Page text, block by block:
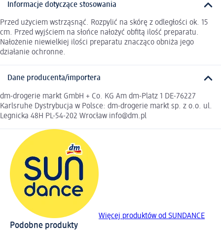
Informacje dotyczące stosowania
Przed użyciem wstrząsnąć. Rozpylić na skórę z odległości ok. 15
cm. Przed wyjściem na słońce nałożyć obfitą ilość preparatu.
Nałożenie niewielkiej ilości preparatu znacząco obniża jego
działanie ochronne.
Dane producenta/importera
dm-drogerie markt GmbH + Co. KG Am dm-Platz 1 DE-76227
Karlsruhe Dystrybucja w Polsce: dm-drogerie markt sp. z o.o. ul.
Legnicka 48H PL-54-202 Wrocław info@dm.pl
Więcej produktów od SUNDANCE
Podobne produkty